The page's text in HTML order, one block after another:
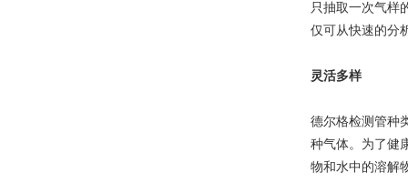
只抽取一次气样
仅可从快速的分
灵活多样
德尔格检测管种
种气体。为了健
物和水中的溶解